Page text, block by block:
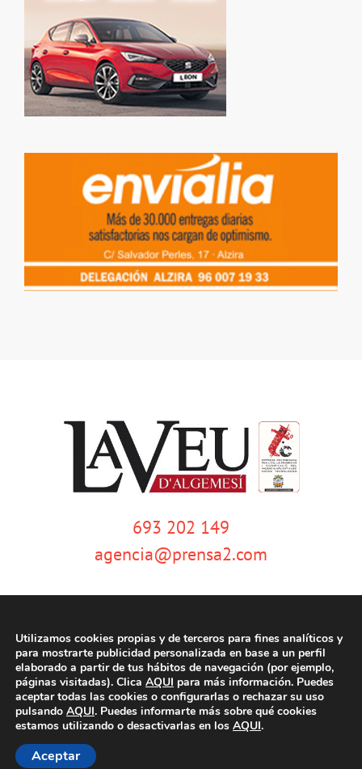
693 202 149
agencia@prensa2.com
© Copyright 2020 | La Veu d'Algemesí | Tots els drets reservats |Aviso
legal |Política de privacidad|Política de cookies | Dissenyat per
tecniwebs
Utilizamos cookies propias y de terceros para fines analíticos y
para mostrarte publicidad personalizada en base a un perfil
elaborado a partir de tus hábitos de navegación (por ejemplo,
páginas visitadas). Clica AQUI para más información. Puedes
aceptar todas las cookies o configurarlas o rechazar su uso
pulsando AQUI. Puedes informarte más sobre qué cookies
estamos utilizando o desactivarlas en los AQUI.
Aceptar